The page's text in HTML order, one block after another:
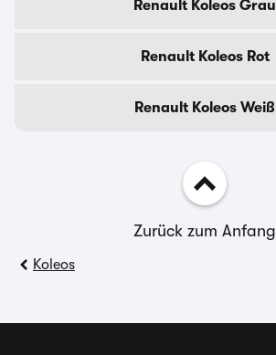
Renault Koleos Grau
Renault Koleos Rot
Renault Koleos Weiß
Zurück zum Anfang
Koleos